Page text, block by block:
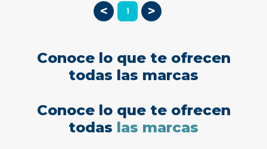
< 1 >
Conoce lo que te ofrecen
todas las marcas
Conoce lo que te ofrecen
todas las marcas